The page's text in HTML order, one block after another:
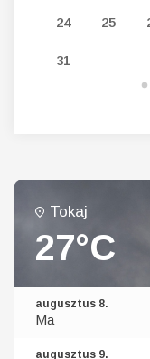
24 25
31
Tokaj
27°C
augusztus 8.
Ma
augusztus 9.